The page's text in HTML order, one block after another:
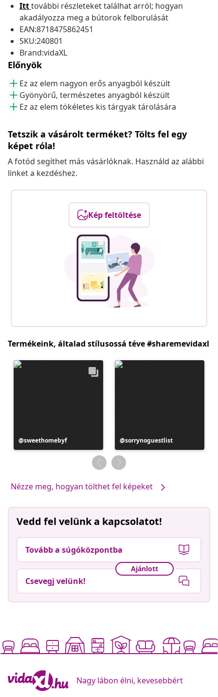
Itttovábbi részleteket találhat arról; hogyan
akadályozza meg a bútorok felborulását
EAN:8718475862451
SKU:240801
Brand:vidaXL
Előnyök
Ez az elem nagyon erős anyagból készült
Gyönyörű, természetes anyagból készült
Ez az elem tökéletes kis tárgyak tárolására
Tetszik a vásárolt terméket? Tölts fel egy
képet róla!
A fotód segíthet más vásárlóknak. Használd az alábbi
linket a kezdéshez.
Kép feltöltése
Termékeink, általad stílusossá téve #sharemevidaxl
Bejegyzés
közzétevője
sweethomebyf
Bejegyzés
közzétevője
sorrynoguestlist
Nézze meg, hogyan tölthet fel képeket
Vedd fel velünk a kapcsolatot!
Tovább a súgóközpontba
Ajánlott
Csevegj velünk!
Nagy lábon élni, kevesebbért